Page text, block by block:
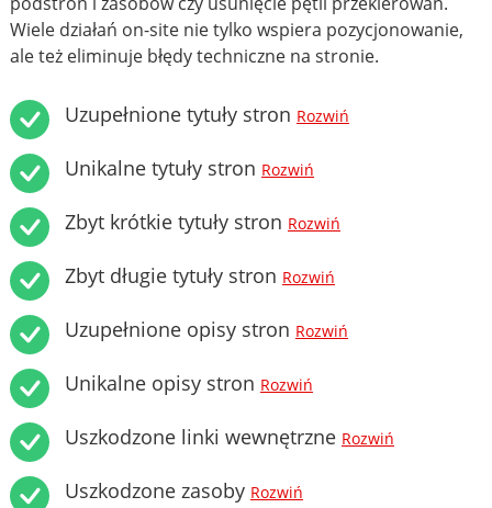
Wiele działań on-site nie tylko wspiera pozycjonowanie,
ale też eliminuje błędy techniczne na stronie.
Uzupełnione tytuły stron Rozwiń
Unikalne tytuły stron Rozwiń
Zbyt krótkie tytuły stron Rozwiń
Zbyt długie tytuły stron Rozwiń
Uzupełnione opisy stron Rozwiń
Unikalne opisy stron Rozwiń
Uszkodzone linki wewnętrzne Rozwiń
Uszkodzone zasoby Rozwiń